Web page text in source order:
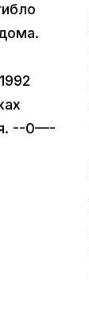
--0—-